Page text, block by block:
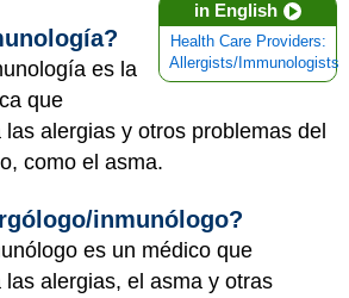
in English
Health Care Providers:
Allergists/Immunologists
es la
que
alergias y otros problemas del
como el asma.
inmunólogo?
es un médico que
alergias, el asma y otras